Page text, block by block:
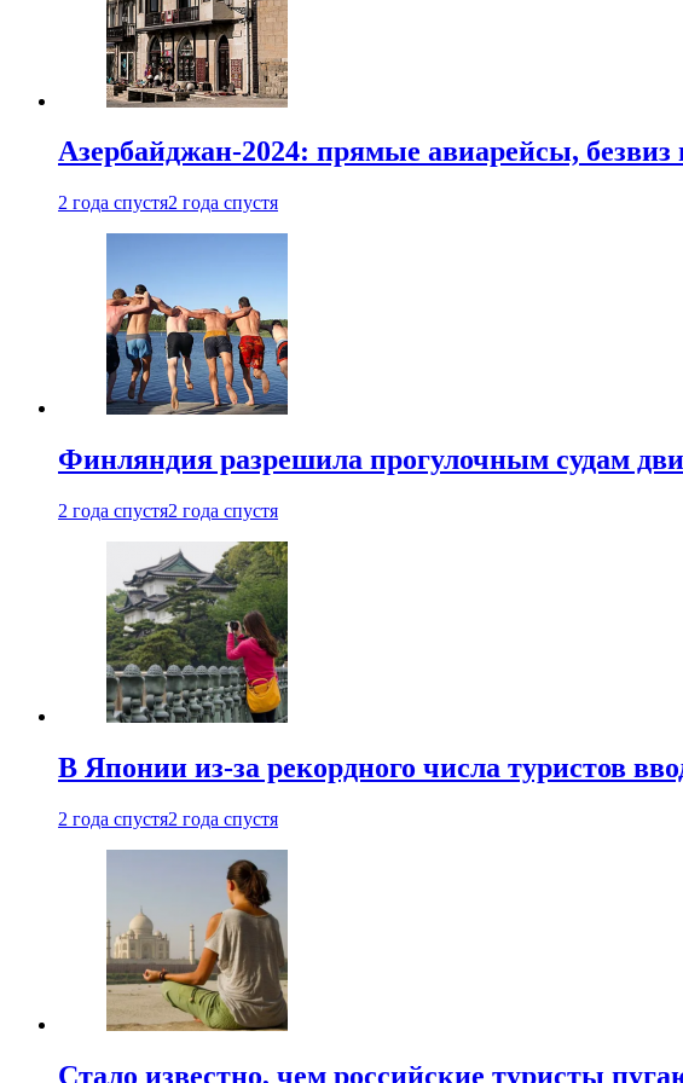
Азербайджан-2024: прямые авиарейсы,
2 года спустя2 года спустя
Финляндия разрешила прогулочным судам
2 года спустя2 года спустя
В Японии из-за рекордного числа туристов
2 года спустя2 года спустя
Стало известно, чем российские туристы